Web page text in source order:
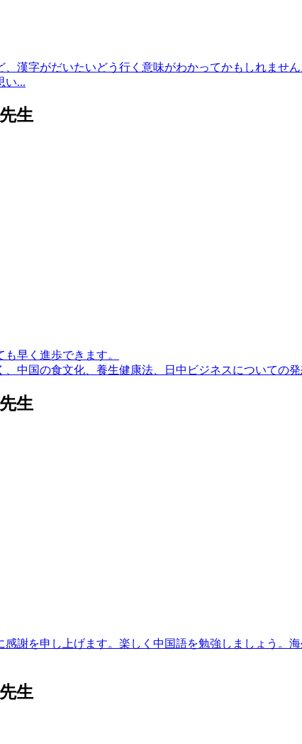
漢字がだいたいどう行く意味がわかってかもしれませ
い...
生
早く進歩できます。
中国の食文化、養生健康法、日中ビジネスについての
生
感謝を申し上げます。楽しく中国語を勉強しましょう
生